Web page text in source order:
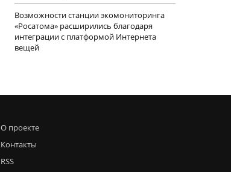
Возможности станции экомониторинга
«Росатома» расширились благодаря
интеграции с платформой Интернета
вещей
О проекте
Контакты
RSS